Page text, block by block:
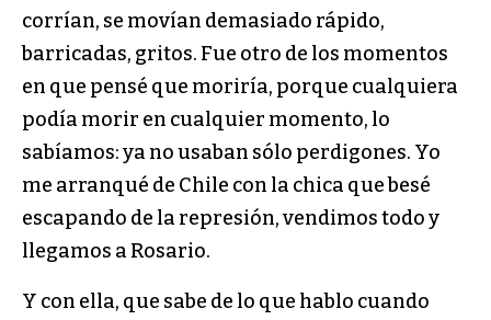
corrían, se movían demasiado rápido,
barricadas, gritos. Fue otro de los momentos
en que pensé que moriría, porque cualquiera
podía morir en cualquier momento, lo
sabíamos: ya no usaban sólo perdigones. Yo
me arranqué de Chile con la chica que besé
escapando de la represión, vendimos todo y
llegamos a Rosario.
Y con ella, que sabe de lo que hablo cuando